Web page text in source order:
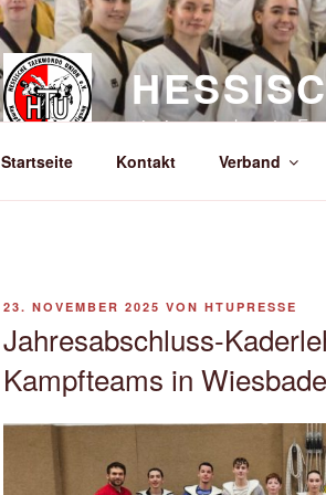
einziger anerkannter
Startseite Kontakt Verband
VERÖFFENTLICHT
23. NOVEMBER 2025 VON HTUPRESSE
Jahresabschluss-
Kampfteams in